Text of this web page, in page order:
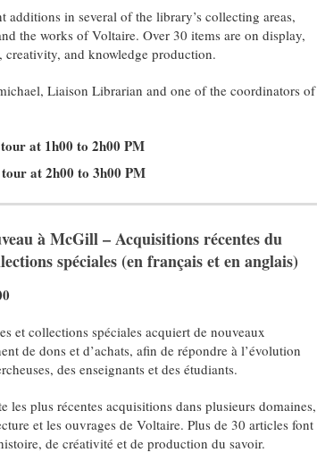
additions in several of the library’s collecting areas,
the works of Voltaire. Over 30 items are on display,
creativity, and knowledge production.
Liaison Librarian and one of the coordinators of
at 1h00 to 2h00 PM
at 2h00 to 3h00 PM
à McGill – Acquisitions récentes du
spéciales (en français et en anglais)
et collections spéciales acquiert de nouveaux
de dons et d’achats, afin de répondre à l’évolution
des enseignants et des étudiants.
les plus récentes acquisitions dans plusieurs domaines,
et les ouvrages de Voltaire. Plus de 30 articles font
de créativité et de production du savoir.